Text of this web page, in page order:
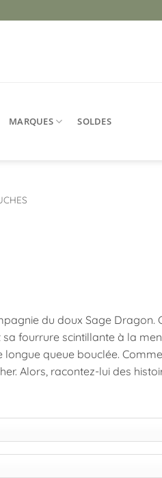
MARQUES SOLDES
du doux Sage Dragon.
fourrure scintillante à la
longue queue bouclée.
Alors, racontez-lui des